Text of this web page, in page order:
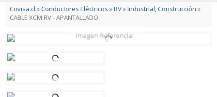
Covisa.cl »Conductores Eléctricos »RV»Industrial, Construcción »
CABLE XCM RV - APANTALLADO